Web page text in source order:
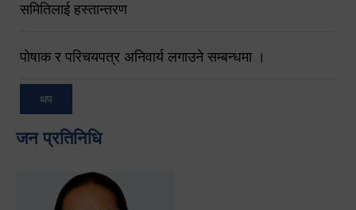
समितिलाई हस्तान्तरण
पोषाक र परिचयपत्र अनिवार्य लगाउने सम्बन्धमा ।
थप
जन प्रतिनिधि